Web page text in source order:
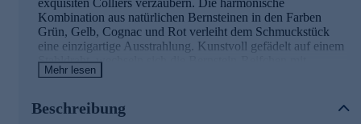
Kombination aus natürlichen Bernsteinen in den Farben
Grün, Gelb, Cognac und Rot verleiht dem Schmuckstück
eine einzigartige Ausstrahlung. Kunstvoll gefädelt auf einem
Stahldraht, wechseln sich die Bernstein-Reifchen mit
hochglanzpolierten Elementen aus Gold 375 ab und kreieren
Ergänzt wird diese Komposition durch goldene Hämatit-
Rondelle und -Kugeln, die dem Collier zusätzlichen Glanz
Mehr lesen
Beschreibung